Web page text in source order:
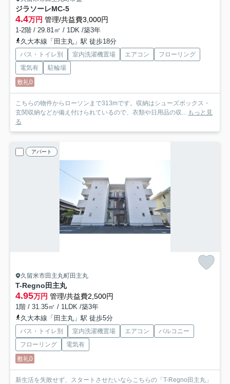
ジラソーレMC-5
4.4万円 管理/共益費3,000円
1-2階 / 29.81㎡ / 1DK /築3年
久大本線「田主丸」駅 徒歩18分
バス・トイレ別 室内洗濯機置場 エアコン
フローリング
電気有
駐輪場
敷礼0
こちらの物件からローソンまで313mです。収納はシューズボックス・
玄関収納などが備え付けられているので、衣類や日用品の収... もっと見
る
アパート
久留米市田主丸町田主丸
T-Regno田主丸
4.95万円 管理/共益費2,500円
1階 / 31.35㎡ / 1LDK /築3年
久大本線「田主丸」駅 徒歩5分
バス・トイレ別 室内洗濯機置場 エアコン
バルコニー
フローリング
電気有
敷礼0
新生活を失敗せず、スタートさせたいならこちらの「T-Regno田主丸」